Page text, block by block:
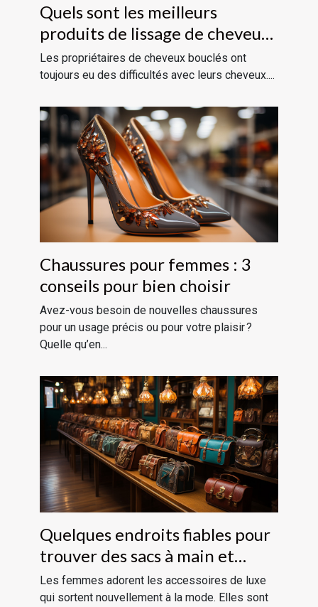
Quels sont les meilleurs
produits de lissage de cheveux
?
Les propriétaires de cheveux bouclés ont
toujours eu des difficultés avec leurs cheveux....
Chaussures pour femmes : 3
conseils pour bien choisir
Avez-vous besoin de nouvelles chaussures
pour un usage précis ou pour votre plaisir ?
Quelle qu’en...
Quelques endroits fiables pour
trouver des sacs à main et
bijoux fantaisie
Les femmes adorent les accessoires de luxe
qui sortent nouvellement à la mode. Elles sont